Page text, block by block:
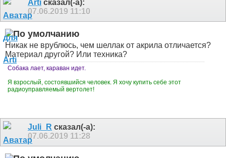
Arti сказал(-а):
07.06.2019 11:10
Никак не врублюсь, чем шеллак от акрила отличается?
Материал другой? Или техника?
Собака лает, караван идет.
Я взрослый, состоявшийся человек. Я хочу купить себе этот
радиоуправляемый вертолет!
Juli_R сказал(-а):
07.06.2019 11:28